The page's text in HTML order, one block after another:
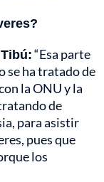
“Esa parte
se ha tratado de
la ONU y la
de
para asistir
pues que
los